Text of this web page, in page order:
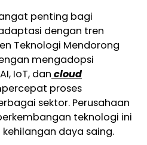
penting bagi
dengan tren
Teknologi Mendorong
mengadopsi
IoT, dan cloud
proses
sektor. Perusahaan
teknologi ini
daya saing.